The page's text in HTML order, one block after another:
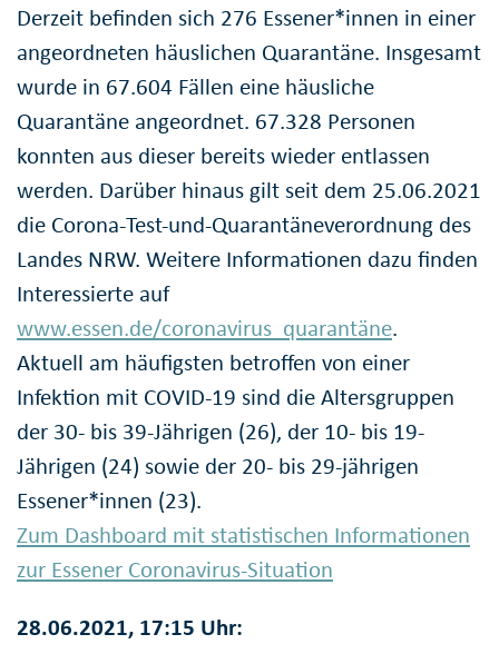
Derzeit befinden sich 276 Essener*innen in einer
angeordneten häuslichen Quarantäne. Insgesamt
wurde in 67.604 Fällen eine häusliche
Quarantäne angeordnet. 67.328 Personen
konnten aus dieser bereits wieder entlassen
werden. Darüber hinaus gilt seit dem 25.06.2021
die Corona-Test-und-Quarantäneverordnung des
Landes NRW. Weitere Informationen dazu finden
Interessierte auf
www.essen.de/coronavirus_quarantäne.
Aktuell am häufigsten betroffen von einer
Infektion mit COVID-19 sind die Altersgruppen
der 30- bis 39-Jährigen (26), der 10- bis 19-
Jährigen (24) sowie der 20- bis 29-jährigen
Essener*innen (23).
Zum Dashboard mit statistischen Informationen
zur Essener Coronavirus-Situation
28.06.2021, 17:15 Uhr: